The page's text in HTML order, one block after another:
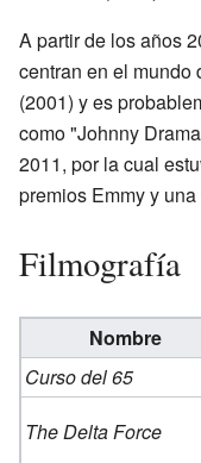
A partir de los años
centran en el mundo
(2001) y es
como "Johnny
2011, por la cual
premios Emmy y
Filmografía
Nombre
Curso del 65
The Delta Force